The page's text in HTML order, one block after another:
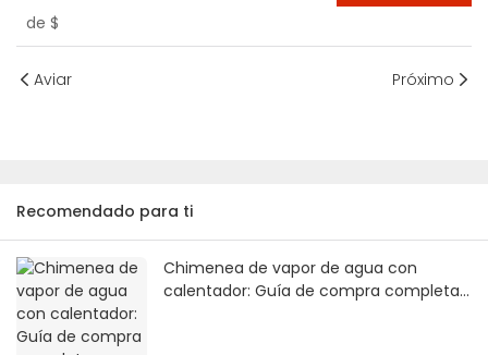
de $
Aviar Próximo
Recomendado para ti
Chimenea de vapor de agua con
calentador: Guía de compra completa